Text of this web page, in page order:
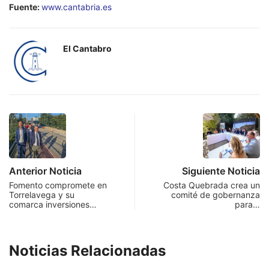
Fuente:www.cantabria.es
El Cantabro
Anterior Noticia
Fomento compromete en
Torrelavega y su
comarca inversiones…
Siguiente Noticia
Costa Quebrada crea un
comité de gobernanza
para…
Noticias Relacionadas